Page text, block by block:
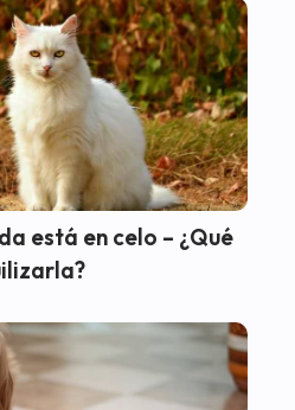
está en celo – ¿Qué